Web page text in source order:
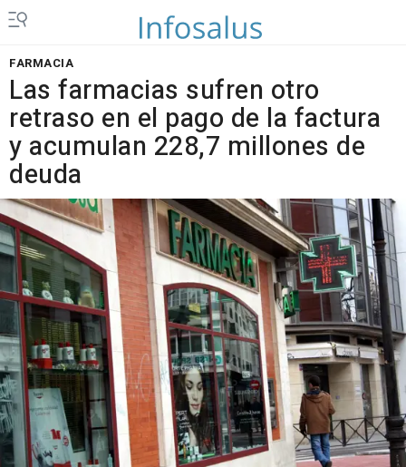
FARMACIA
Las farmacias sufren otro
retraso en el pago de la factura
y acumulan 228,7 millones de
deuda